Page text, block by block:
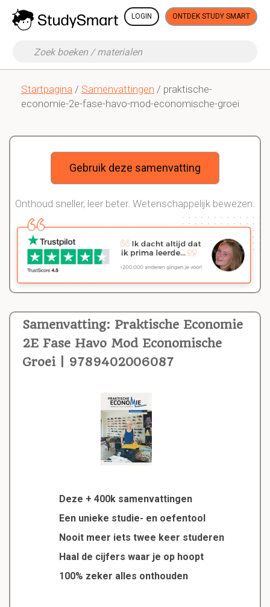
LOGIN ONTDEK STUDY SMART
Startpagina / Samenvattingen / praktische-
economie-2e-fase-havo-mod-economische-groei
Samenvatting: Praktische Economie
2E Fase Havo Mod Economische
Groei | 9789402006087
Deze + 400k samenvattingen
Een unieke studie- en oefentool
Nooit meer iets twee keer studeren
Haal de cijfers waar je op hoopt
100% zeker alles onthouden
Gebruik deze samenvatting
Onthoud sneller, leer beter. Wetenschappelijk bewezen.